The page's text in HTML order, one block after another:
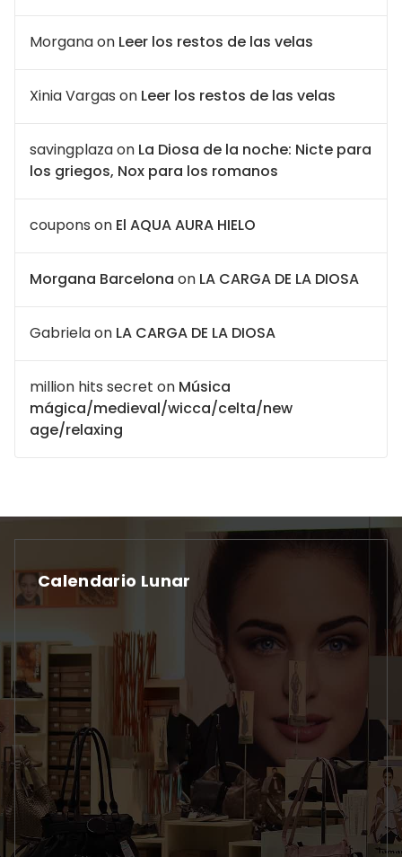
Morganaon Leer los restos de las velas
Xinia Vargas on Leer los restos de las velas
savingplazaon La Diosa de la noche: Nicte para
los griegos, Nox para los romanos
coupons on El AQUA AURA HIELO
Morgana Barcelona on LA CARGA DE LA DIOSA
Gabrielaon LA CARGA DE LA DIOSA
million hits secret on Música
mágica/medieval/wicca/celta/new
age/relaxing
Calendario Lunar